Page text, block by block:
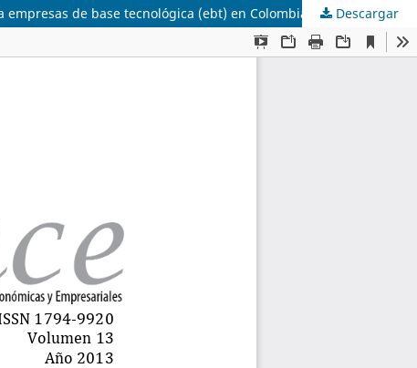
de base tecnológica (ebt) en Colombia Descargar